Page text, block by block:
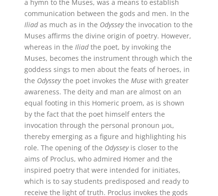
a hymn to the Muses, was a means to establish
communication between the gods and men. In the
Iliadas much as in the Odysseythe invocation to the
Muses affirms the divine origin of poetry. However,
whereas in the Iliadthe poet, by invoking the
Muses, becomes the instrument through which the
goddess sings to men about the feats of heroes, in
the Odysseythe poet invokes the Muse with greater
awareness. The deity and man are almost on an
equal footing in this Homeric proem, as is shown
by the fact that the poet himself enters the
invocation through the personal pronoun μοι,
thereby emerging as a figure and highlighting his
role. The opening of the Odysseyis closer to the
aims of Proclus, who admired Homer and the
inspired poetry that were intended for initiates,
which is to say students predisposed and ready to
receive the light of truth. Proclus invokes the gods